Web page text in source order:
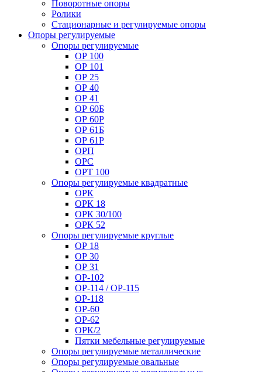
Поворотные опоры
Ролики
Стационарные и регулируемые опоры
Опоры регулируемые
Опоры регулируемые
ОР 100
ОР 101
ОР 25
ОР 40
ОР 41
ОР 60Б
ОР 60Р
ОР 61Б
ОР 61Р
ОРП
ОРС
ОРТ 100
Опоры регулируемые квадратные
ОРК
ОРК 18
ОРК 30/100
ОРК 52
Опоры регулируемые круглые
ОР 18
ОР 30
ОР 31
ОР-102
ОР-114 / ОР-115
ОР-118
ОР-60
ОР-62
ОРК/2
Пятки мебельные регулируемые
Опоры регулируемые металлические
Опоры регулируемые овальные